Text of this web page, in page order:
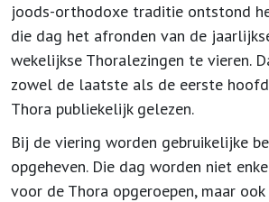
joods-orthodoxe traditie ontstond
die dag het afronden van de
wekelijkse Thoralezingen te vieren.
zowel de laatste als de eerste
Thora publiekelijk gelezen.
Bij de viering worden gebruikelijke
opgeheven. Die dag worden niet
voor de Thora opgeroepen, maar